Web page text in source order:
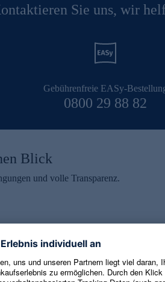
Sie uns, wir
Gebührenfreie EASy-
0800 29 88 82
Blick
und volle Transparenz.
aktuelle Trends,
E-Mail-